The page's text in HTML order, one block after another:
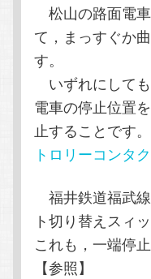
松山の路面電
て，まっすぐか
す。
いずれにして
電車の停止位置
止することです。
トロリーコンタ
福井鉄道福武
ト切り替えスィ
これも，一端停
【参照】